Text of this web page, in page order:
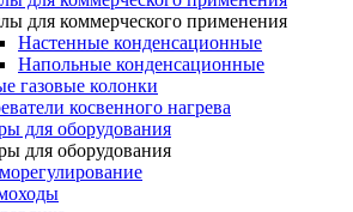
для коммерческого применения
Настенные конденсационные
Напольные конденсационные
газовые колонки
косвенного нагрева
для оборудования
для оборудования